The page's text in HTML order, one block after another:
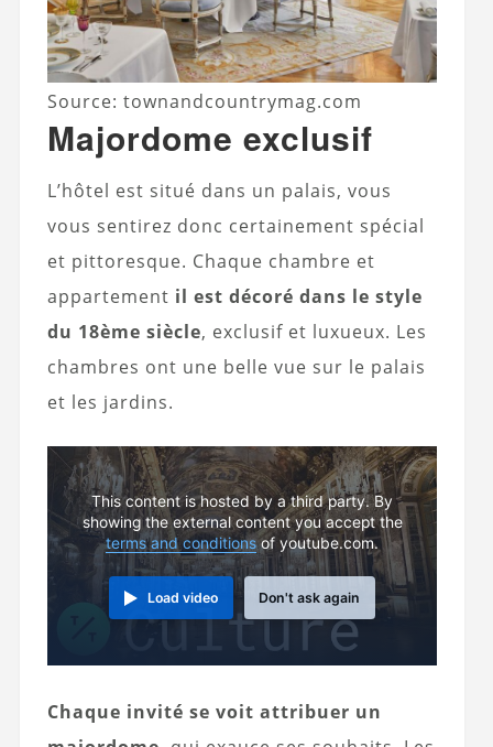
Source: townandcountrymag.com
Majordome exclusif
L’hôtel est situé dans un palais, vous
vous sentirez donc certainement spécial
et pittoresque. Chaque chambre et
appartement il est décoré dans le style
du 18ème siècle, exclusif et luxueux. Les
chambres ont une belle vue sur le palais
et les jardins.
This content is hosted by a third party. By
showing the external content you accept the
terms and conditionsof youtube.com.
Load video Don't ask again
Chaque invité se voit attribuer un